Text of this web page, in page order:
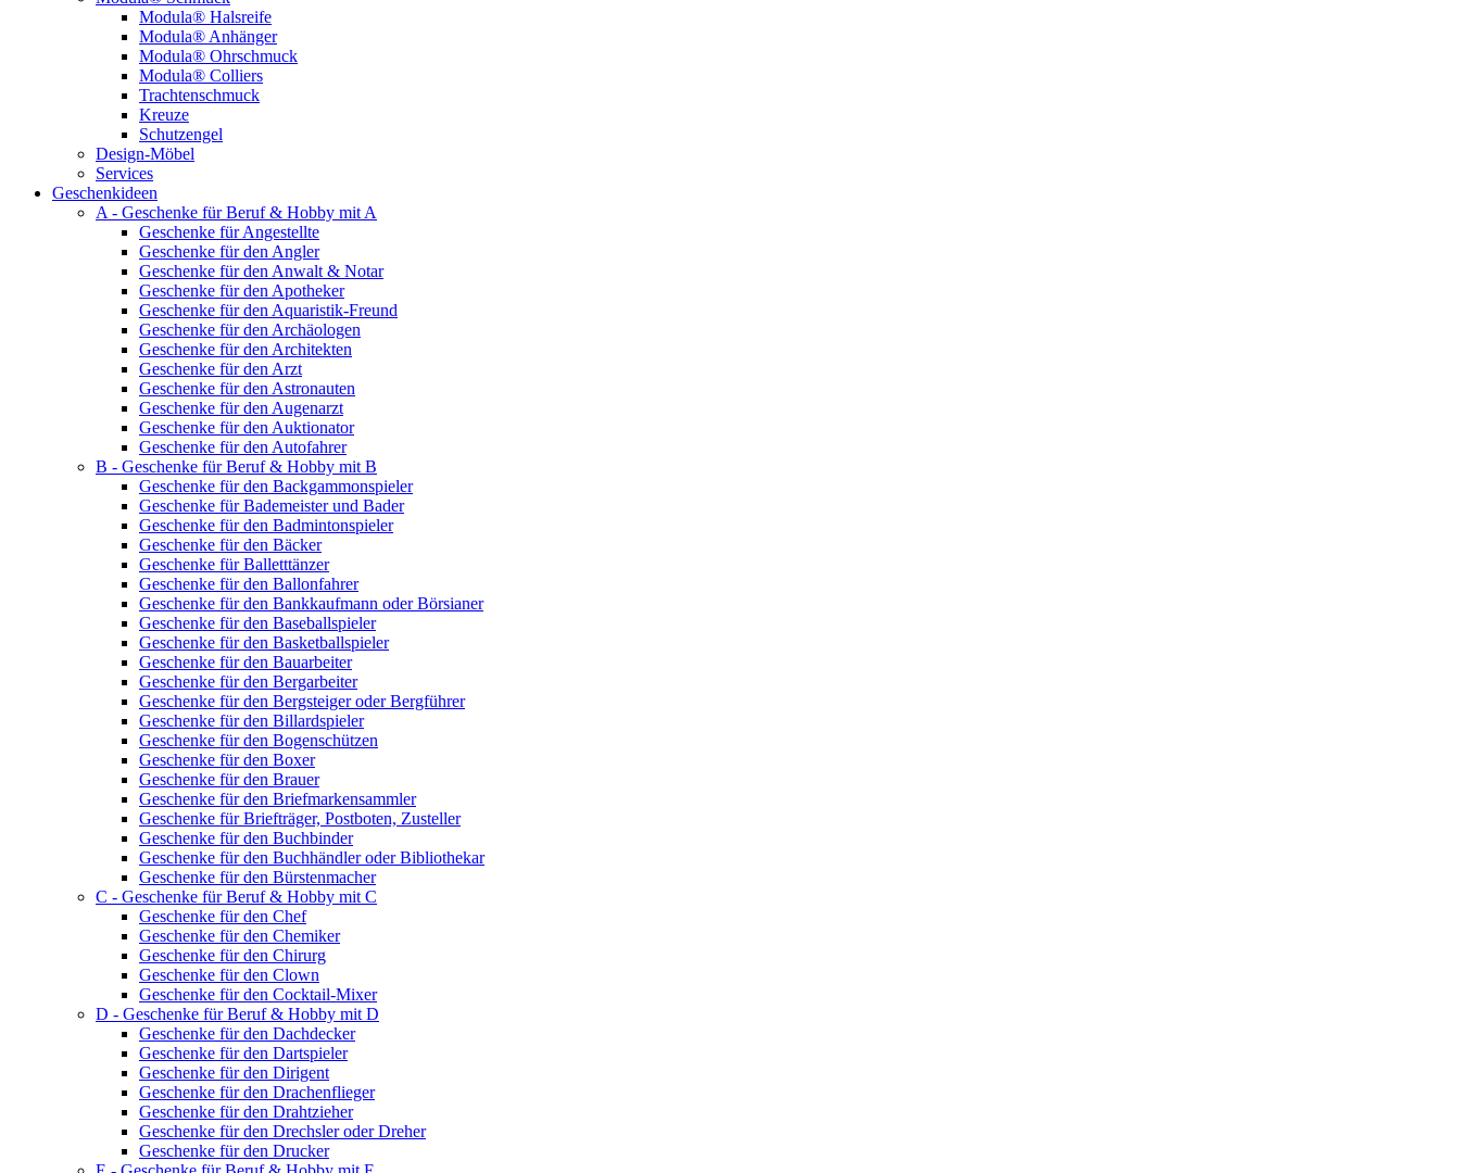
Modula® Halsreife
Modula® Anhänger
Modula® Ohrschmuck
Modula® Colliers
Trachtenschmuck
Kreuze
Schutzengel
Design-Möbel
Services
Geschenkideen
A - Geschenke für Beruf & Hobby mit A
Geschenke für Angestellte
Geschenke für den Angler
Geschenke für den Anwalt & Notar
Geschenke für den Apotheker
Geschenke für den Aquaristik-Freund
Geschenke für den Archäologen
Geschenke für den Architekten
Geschenke für den Arzt
Geschenke für den Astronauten
Geschenke für den Augenarzt
Geschenke für den Auktionator
Geschenke für den Autofahrer
B - Geschenke für Beruf & Hobby mit B
Geschenke für den Backgammonspieler
Geschenke für Bademeister und Bader
Geschenke für den Badmintonspieler
Geschenke für den Bäcker
Geschenke für Balletttänzer
Geschenke für den Ballonfahrer
Geschenke für den Bankkaufmann oder Börsianer
Geschenke für den Baseballspieler
Geschenke für den Basketballspieler
Geschenke für den Bauarbeiter
Geschenke für den Bergarbeiter
Geschenke für den Bergsteiger oder Bergführer
Geschenke für den Billardspieler
Geschenke für den Bogenschützen
Geschenke für den Boxer
Geschenke für den Brauer
Geschenke für den Briefmarkensammler
Geschenke für Briefträger, Postboten, Zusteller
Geschenke für den Buchbinder
Geschenke für den Buchhändler oder Bibliothekar
Geschenke für den Bürstenmacher
C - Geschenke für Beruf & Hobby mit C
Geschenke für den Chef
Geschenke für den Chemiker
Geschenke für den Chirurg
Geschenke für den Clown
Geschenke für den Cocktail-Mixer
D - Geschenke für Beruf & Hobby mit D
Geschenke für den Dachdecker
Geschenke für den Dartspieler
Geschenke für den Dirigent
Geschenke für den Drachenflieger
Geschenke für den Drahtzieher
Geschenke für den Drechsler oder Dreher
Geschenke für den Drucker